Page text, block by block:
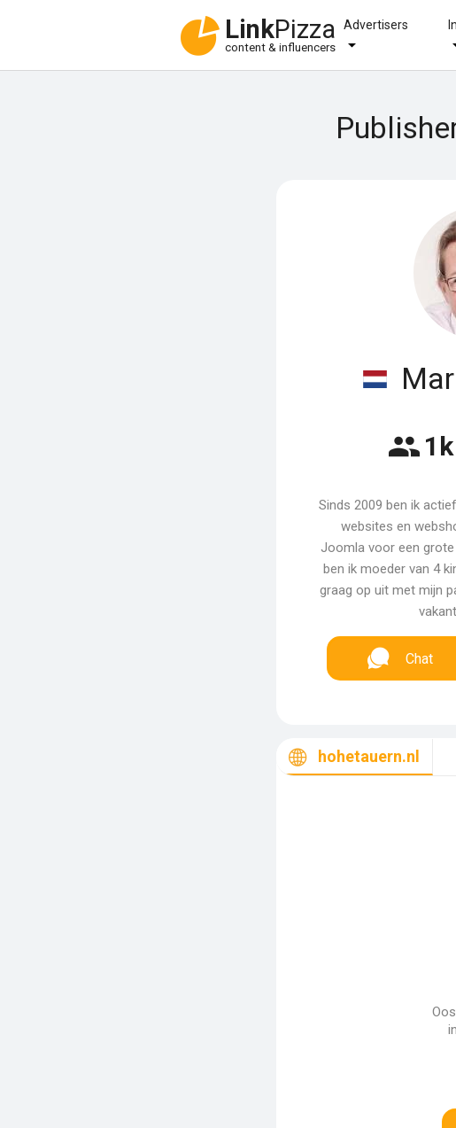
LinkPizza
content & influencers
Advertisers
Sinds 2009 ben ik
websites en
Joomla voor een
ben ik moeder van 4
graag op uit met mijn
Chat
hohetauern.nl